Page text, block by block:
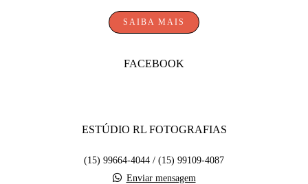
SAIBA MAIS
FACEBOOK
ESTÚDIO RL FOTOGRAFIAS
(15) 99664-4044 / (15) 99109-4087
Enviar mensagem